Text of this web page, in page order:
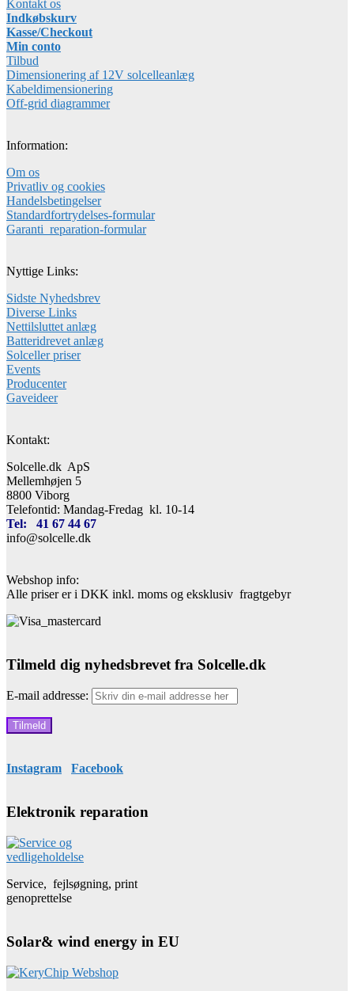
Kontakt os
Indkøbskurv
Kasse/Checkout
Min conto
Tilbud
Dimensionering af 12V solcelleanlæg
Kabeldimensionering
Off-grid diagrammer
Information:
Om os
Privatliv og cookies
Handelsbetingelser
Standardfortrydelses-formular
Garanti_reparation-formular
Nyttige Links:
Sidste Nyhedsbrev
Diverse Links
Nettilsluttet anlæg
Batteridrevet anlæg
Solceller priser
Events
Producenter
Gaveideer
Kontakt:
Solcelle.dk ApS
Mellemhøjen 5
8800 Viborg
Telefontid: Mandag-Fredag kl. 10-14
Tel: 41 67 44 67
info@solcelle.dk
Webshop info:
Alle priser er i DKK inkl. moms og eksklusiv fragtgebyr
Tilmeld dig nyhedsbrevet fra Solcelle.dk
E-mail addresse:
Instagram Facebook
Elektronik reparation
Service, fejlsøgning, print
genoprettelse
Solar& wind energy in EU